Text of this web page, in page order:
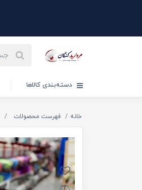
دسته‌بندی کالاها
خانه فهرست محصولات